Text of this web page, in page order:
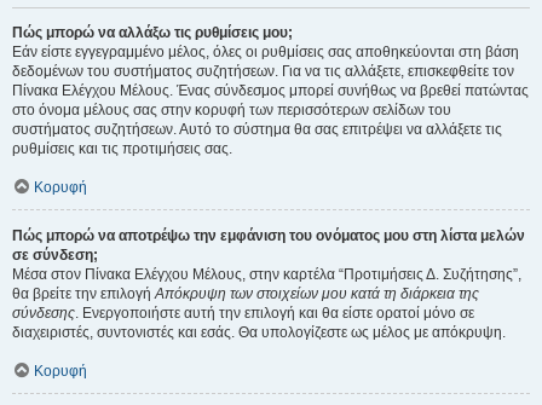
Πώς μπορώ να αλλάξω τις ρυθμίσεις μου;
Εάν είστε εγγεγραμμένο μέλος, όλες οι ρυθμίσεις σας αποθηκεύονται στη βάση
δεδομένων του συστήματος συζητήσεων. Για να τις αλλάξετε, επισκεφθείτε τον
Πίνακα Ελέγχου Μέλους. Ένας σύνδεσμος μπορεί συνήθως να βρεθεί πατώντας
στο όνομα μέλους σας στην κορυφή των περισσότερων σελίδων του
συστήματος συζητήσεων. Αυτό το σύστημα θα σας επιτρέψει να αλλάξετε τις
ρυθμίσεις και τις προτιμήσεις σας.
Κορυφή
Πώς μπορώ να αποτρέψω την εμφάνιση του ονόματος μου στη λίστα μελών
σε σύνδεση;
Μέσα στον Πίνακα Ελέγχου Μέλους, στην καρτέλα “Προτιμήσεις Δ. Συζήτησης”,
θα βρείτε την επιλογήΑπόκρυψη των στοιχείων μου κατά τη διάρκεια της
σύνδεσης. Ενεργοποιήστε αυτή την επιλογή και θα είστε ορατοί μόνο σε
διαχειριστές, συντονιστές και εσάς. Θα υπολογίζεστε ως μέλος με απόκρυψη.
Κορυφή